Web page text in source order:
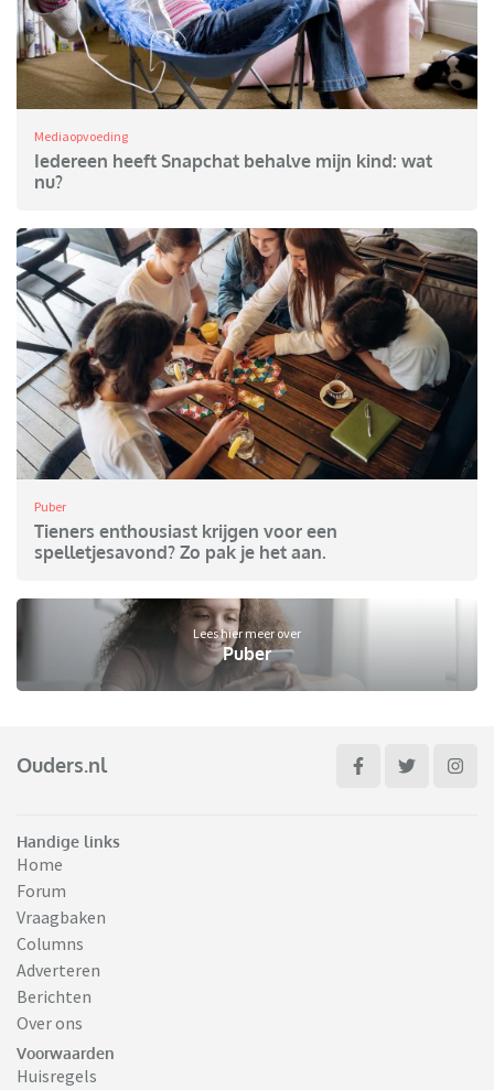
Mediaopvoeding
Iedereen heeft Snapchat behalve mijn kind: wat
nu?
Puber
Tieners enthousiast krijgen voor een
spelletjesavond? Zo pak je het aan.
Lees hier meer over
Puber
Ouders.nl
Handige links
Home
Forum
Vraagbaken
Columns
Adverteren
Berichten
Over ons
Voorwaarden
Huisregels